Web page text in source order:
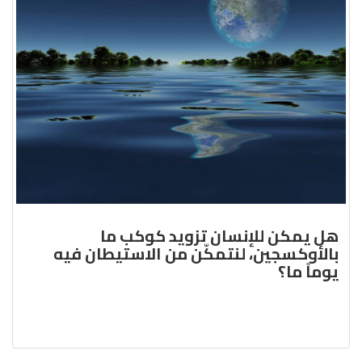
هل يمكن للإنسان تزويد كوكب ما
بالأوكسجين، لنتمكّن من الاستيطان فيه
يوماً ما؟